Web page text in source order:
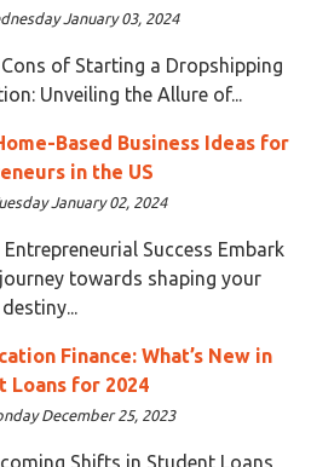
January 03, 2024
of Starting a Dropshipping
Unveiling the Allure of...
Based Business Ideas for
in the US
January 02, 2024
Success Embark
towards shaping your
destiny...
Finance: What’s New in
Loans for 2024
December 25, 2023
Shifts in Student Loans